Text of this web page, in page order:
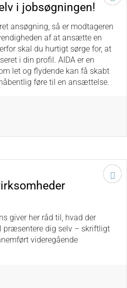
i jobsøgningen!
ansøgning, så er modtageren
af at ansætte en
skal du hurtigt sørge for, at
i din profil. AIDA er en
let og flydende kan få skabt
føre til en ansættelse.
giver her råd til, hvad der
præsentere dig selv – skriftligt
videregående